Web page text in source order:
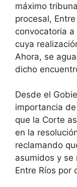
máximo
procesal,
convocatoria
cuya
Ahora, se
dicho
Desde el
importancia
que la Corte
en la
reclamando
asumidos y se
Entre Ríos por